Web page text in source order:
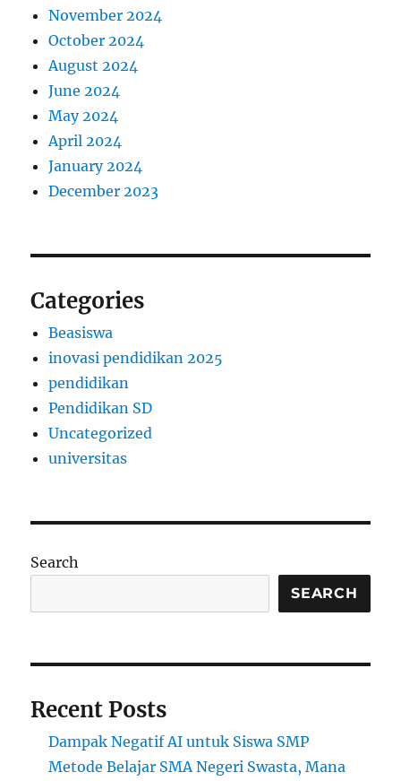
November 2024
October 2024
August 2024
June 2024
May 2024
April 2024
January 2024
December 2023
Categories
Beasiswa
inovasi pendidikan 2025
pendidikan
Pendidikan SD
Uncategorized
universitas
Search
SEARCH
Recent Posts
Dampak Negatif AI untuk Siswa SMP
Metode Belajar SMA Negeri Swasta, Mana